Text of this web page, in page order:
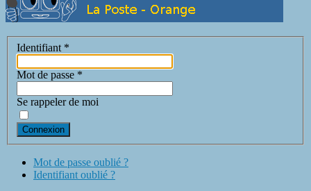
Identifiant *
Mot de passe *
Se rappeler de moi
Connexion
Mot de passe oublié ?
Identifiant oublié ?